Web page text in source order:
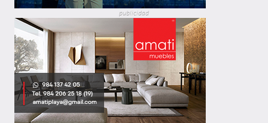
publicidad